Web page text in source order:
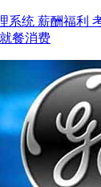
系统 薪酬福利
就餐消费